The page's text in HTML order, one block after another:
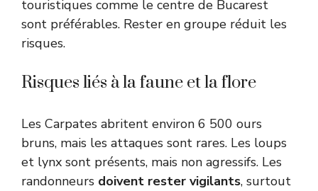
touristiques comme le centre de Bucarest
sont préférables. Rester en groupe réduit les
risques.
Risques liés à la faune et la flore
Les Carpates abritent environ 6 500 ours
bruns, mais les attaques sont rares. Les loups
et lynx sont présents, mais non agressifs. Les
randonneurs doivent rester vigilants, surtout